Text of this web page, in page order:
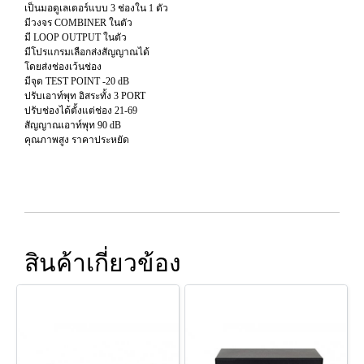
เป็นมอดูเลเตอร์แบบ 3 ช่องใน 1 ตัว
มีวงจร COMBINER ในตัว
มี LOOP OUTPUT ในตัว
มีโปรแกรมเลือกส่งสัญญาณได้
โดยส่งช่องเว้นช่อง
มีจุด TEST POINT -20 dB
ปรับเอาท์พุท อิสระทั้ง 3 PORT
ปรับช่องได้ตั้งแต่ช่อง 21-69
สัญญาณเอาท์พุท 90 dB
คุณภาพสูง ราคาประหยัด
สินค้าเกี่ยวข้อง